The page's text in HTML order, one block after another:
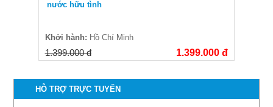
nước hữu tình
Khởi hành: Hồ Chí Minh
1.399.000 đ 1.399.000 đ
HỖ TRỢ TRỰC TUYẾN